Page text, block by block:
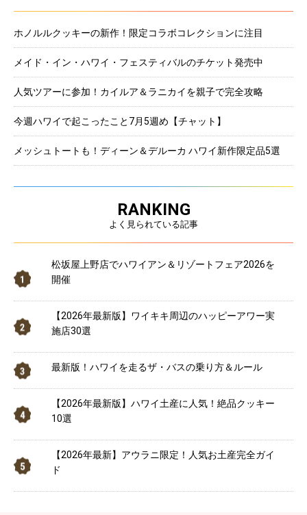
ホノルルクッキーの新作！限定コラボコレクションに注目
メイド・イン・ハワイ・フェスティバルのチケット発売中
人気ツアーに参加！カイルア＆ラニカイを親子で完全攻略
今週ハワイで起こったこと7月5週め【チャット】
メッシュトートも！ディーン＆デルーカ ハワイ新作限定品5選
RANKING
よく見られている記事
松坂屋上野店でハワイアン＆リゾートフェア2026を
開催
【2026年最新版】ワイキキ周辺のハッピーアワー実
施店30選
最新版！ハワイを走るザ・バスの乗り方＆ルール
【2026年最新版】ハワイ土産に人気！絶品クッキー
10選
【2026年最新】アウラニ限定！人気お土産完全ガイ
ド